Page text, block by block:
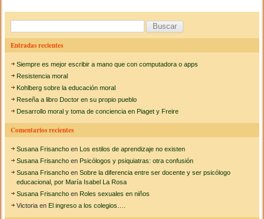
u
c
a
Entradas recientes
Siempre es mejor escribir a mano que con computadora o apps
Resistencia moral
Kohlberg sobre la educación moral
Reseña a libro Doctor en su propio pueblo
Desarrollo moral y toma de conciencia en Piaget y Freire
Comentarios recientes
Susana Frisancho enLos estilos de aprendizaje no existen
Susana Frisancho enPsicólogos y psiquiatras: otra confusión
Susana Frisancho enSobre la diferencia entre ser docente y ser psicólogo
educacional, por María Isabel La Rosa
Susana Frisancho enRoles sexuales en niños
Victoria enEl ingreso a los colegios….